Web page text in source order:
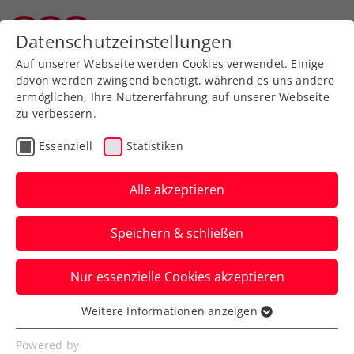
Zurück zur Newsübersicht
Davis Cup
Davis Cup: ÖTV-Herren im
Herbst gegen Ungarn ums
Finalturnier
Im Zeitraum 12. bis 14. September 2025
geht’s auswärts gegen Österreichs
Nachbarland.
Verfasst von: Manuel Wachta, 03.02.2025
Datenschutzeinstellungen
Auf unserer Webseite werden Cookies verwendet. Einige
davon werden zwingend benötigt, während es uns andere
ermöglichen, Ihre Nutzererfahrung auf unserer Webseite
zu verbessern.
Essenziell Statistiken
Alle akzeptieren
Speichern & schließen
Nur essenzielle Cookies akzeptieren
Essenziell
Essenzielle Cookies werden für grundlegende
Weitere Informationen anzeigen
Powered by